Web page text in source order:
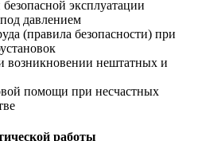
эксплуатации
давлением
(правила безопасности) при
возникновении нештатных и
помощи при несчастных
работы